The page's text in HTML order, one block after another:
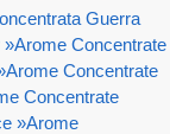
Guerra
»Arome Concentrate
Arome Concentrate
Concentrate
»Arome